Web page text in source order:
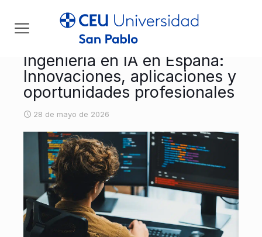
Ingeniería en IA en España:
Innovaciones, aplicaciones y
oportunidades profesionales
28 de mayo de 2026